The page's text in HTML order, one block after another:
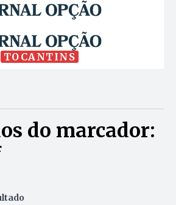
TOCANTINS
do marcador: